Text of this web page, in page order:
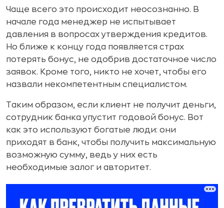
Чаще всего это происходит неосознанно. В
начале года менеджер не испытывает
давления в вопросах утверждения кредитов.
Но ближе к концу года появляется страх
потерять бонус, не одобрив достаточное число
заявок. Кроме того, никто не хочет, чтобы его
назвали некомпетентным специалистом.
Таким образом, если клиент не получит деньги,
сотрудник банка упустит годовой бонус. Вот
как это используют богатые люди: они
приходят в банк, чтобы получить максимальную
возможную сумму, ведь у них есть
необходимые залог и авторитет.